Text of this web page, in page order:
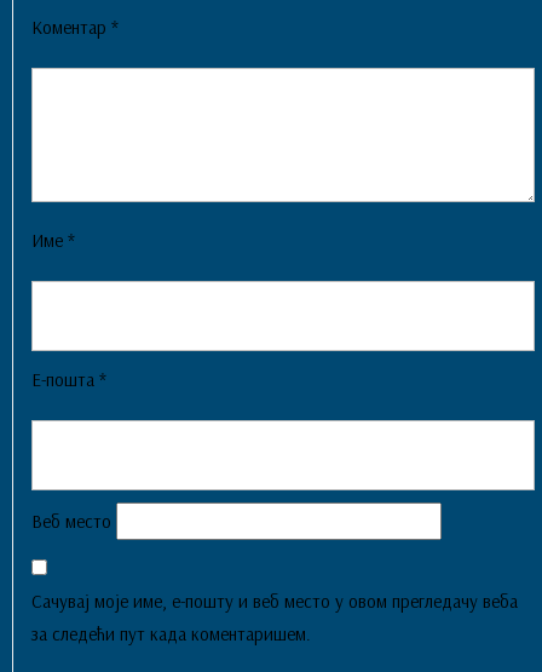
Коментар *
Име *
Е-пошта *
Веб место
Сачувај моје име, е-пошту и веб место у овом прегледачу веба
за следећи пут када коментаришем.